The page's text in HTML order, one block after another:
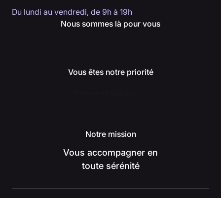
Du lundi au vendredi, de 9h à 19h
Nous sommes là pour vous
Vous êtes notre priorité
Notre mission
Vous accompagner en
toute sérénité